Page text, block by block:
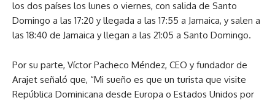
los dos países los lunes o viernes, con salida de Santo
Domingo a las 17:20 y llegada a las 17:55 a Jamaica, y salen a
las 18:40 de Jamaica y llegan a las 21:05 a Santo Domingo.
Por su parte, Víctor Pacheco Méndez, CEO y fundador de
Arajet señaló que, “Mi sueño es que un turista que visite
República Dominicana desde Europa o Estados Unidos por